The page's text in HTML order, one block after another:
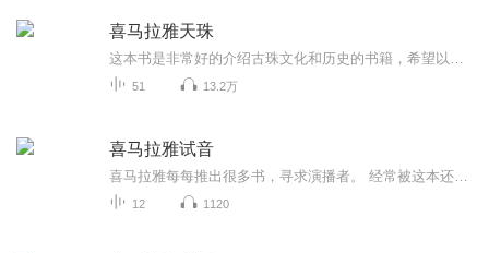
喜马拉雅天珠
51 13.2万
喜马拉雅试音
12 1120